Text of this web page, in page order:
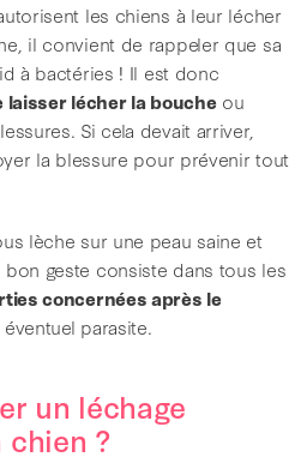
les chiens à leur lécher
il convient de rappeler que sa
à bactéries ! Il est donc
laisser lécher la boucheou
Si cela devait arriver,
la blessure pour prévenir tout
lèche sur une peau saine et
geste consiste dans tous les
concernées après le
parasite.
un léchage
chien ?